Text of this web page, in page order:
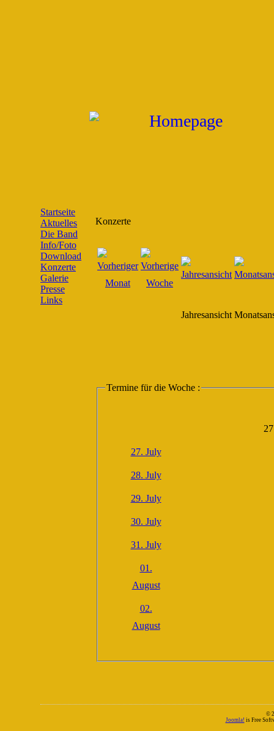
Startseite
Aktuelles
Die Band
Info/Foto
Download
Konzerte
Galerie
Presse
Links
Konzerte
Jahresansicht
Termine für die Woche :
27. July
28. July
29. July
30. July
31. July
01.
August
02.
August
©
Joomla! is Free